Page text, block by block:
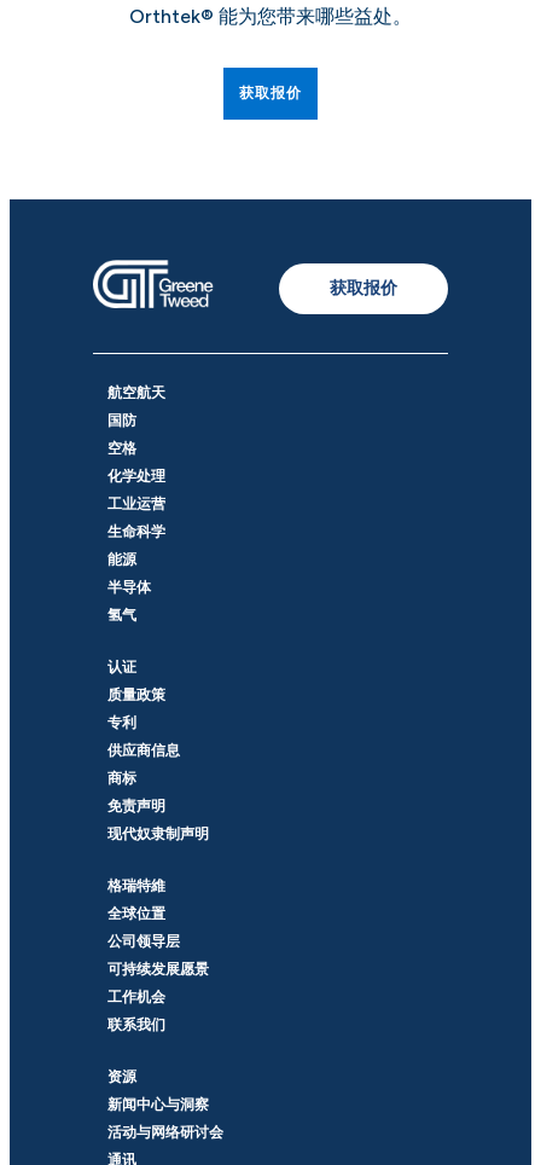
Orthtek® 能为您带来哪些益处。
获取报价
获取报价
航空航天
国防
空格
化学处理
工业运营
生命科学
能源
半导体
氢气
认证
质量政策
专利
供应商信息
商标
免责声明
现代奴隶制声明
格瑞特維
全球位置
公司领导层
可持续发展愿景
工作机会
联系我们
资源
新闻中心与洞察
活动与网络研讨会
通讯